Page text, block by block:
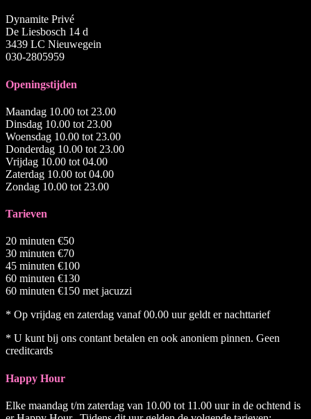
Dynamite Privé
De Liesbosch 14 d
3439 LC Nieuwegein
030-2805959
Openingstijden
Maandag 10.00 tot 23.00
Dinsdag 10.00 tot 23.00
Woensdag 10.00 tot 23.00
Donderdag 10.00 tot 23.00
Vrijdag 10.00 tot 04.00
Zaterdag 10.00 tot 04.00
Zondag 10.00 tot 23.00
Tarieven
20 minuten €50
30 minuten €70
45 minuten €100
60 minuten €130
60 minuten €150 met jacuzzi
* Op vrijdag en zaterdag vanaf 00.00 uur geldt er nachttarief
* U kunt bij ons contant betalen en ook anoniem pinnen. Geen
creditcards
Happy Hour
Elke maandag t/m zaterdag van 10.00 tot 11.00 uur in de ochtend is